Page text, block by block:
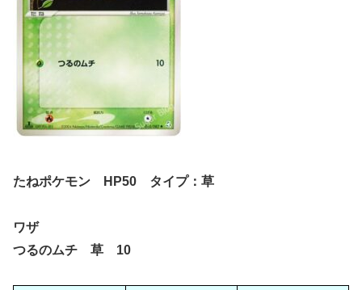
たねポケモン HP50 タイプ：草
ワザ
つるのムチ 草 10